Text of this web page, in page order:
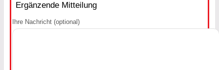
Ergänzende Mitteilung
Ihre Nachricht (optional)